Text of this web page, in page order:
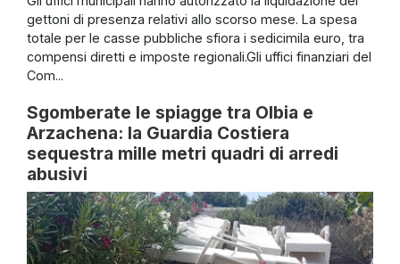
gettoni di presenza relativi allo scorso mese. La spesa
totale per le casse pubbliche sfiora i sedicimila euro, tra
compensi diretti e imposte regionali.Gli uffici finanziari del
Com...
Sgomberate le spiagge tra Olbia e
Arzachena: la Guardia Costiera
sequestra mille metri quadri di arredi
abusivi